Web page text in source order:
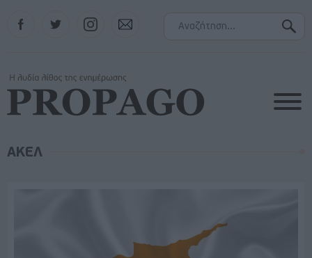
Instagram
ΑΚΕΛ